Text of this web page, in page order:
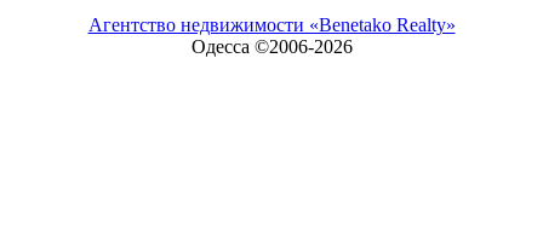
Агентство недвижимости «Benetako Realty»
Одесса ©2006-2026